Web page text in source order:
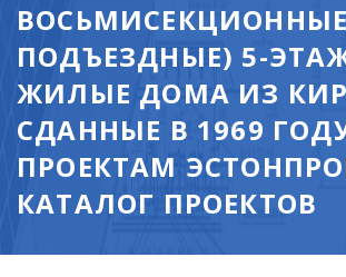
ПОДЪЕЗДНЫЕ) 5-
ЖИЛЫЕ ДОМА ИЗ
СДАННЫЕ В 1969
ПРОЕКТАМ
КАТАЛОГ ПРОЕКТОВ